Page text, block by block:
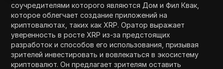
соучредителями которого являются Дом и Фил Квак,
которое облегчает создание приложений на
криптовалютах, таких как XRP. Оратор выражает
уверенность в росте XRP из-за предстоящих
разработок и способов его использования, призывая
зрителей инвестировать и вовлекаться в экосистему
криптовалют. Он предлагает зрителям оставить